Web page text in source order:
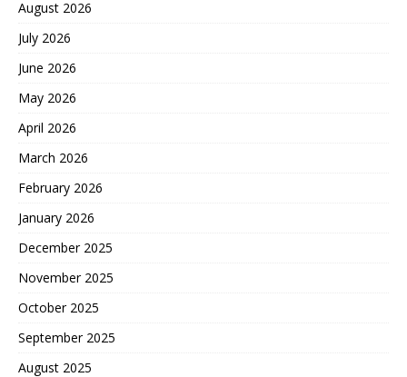
August 2026
July 2026
June 2026
May 2026
April 2026
March 2026
February 2026
January 2026
December 2025
November 2025
October 2025
September 2025
August 2025